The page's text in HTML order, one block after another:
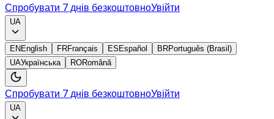
Спробувати 7 днів безкоштовноУвійти
UA
EN English FRFrançais ES Español BRPortuguês (Brasil)
UAУкраїнська RORomână
Спробувати 7 днів безкоштовноУвійти
UA